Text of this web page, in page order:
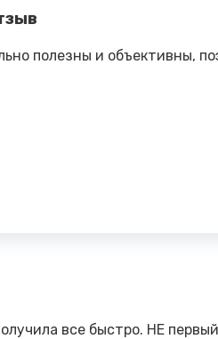
полезны и объективны,
все быстро. НЕ